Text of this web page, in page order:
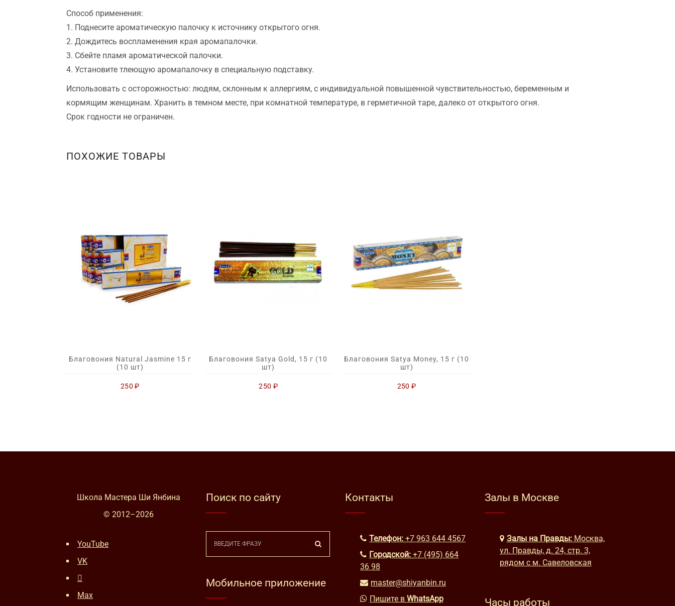
Способ применения:
1. Поднесите ароматическую палочку к источнику открытого огня.
2. Дождитесь воспламенения края аромапалочки.
3. Сбейте пламя ароматической палочки.
4. Установите тлеющую аромапалочку в специальную подставку.
Использовать с осторожностью: людям, склонным к аллергиям, с индивидуальной повышенной чувствительностью, беременным и
кормящим женщинам. Хранить в темном месте, при комнатной температуре, в герметичной таре, далеко от открытого огня.
Срок годности не ограничен.
ПОХОЖИЕ ТОВАРЫ
Благовония Natural Jasmine 15 г
(10 шт)
250₽
Благовония Satya Gold, 15 г (10
шт)
250 ₽
Благовония Satya Money, 15 г (10
шт)
250₽
Школа Мастера Ши Янбина
© 2012–2026
YouTube
VK
Max
Поиск по сайту
Мобильное приложение
Контакты
Телефон: +7 963 644 4567
Городской: +7 (495) 664
36 98
master@shiyanbin.ru
Пишите в WhatsApp
Залы в Москве
Залы на Правды: Москва,
ул. Правды, д. 24, стр. 3,
рядом с м. Савеловская
Часы работы